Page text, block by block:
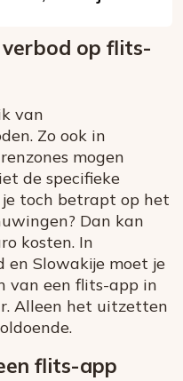
op flits-
van
Zo ook in
mogen
de specifieke
toch betrapt op het
Dan kan
kosten. In
en Slowakije moet je
van een flits-app in
Alleen het uitzetten
flits-app